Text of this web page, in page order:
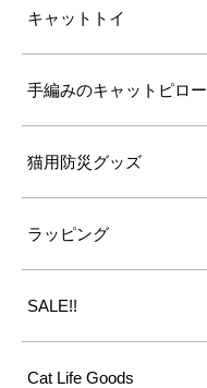
キャットトイ
手編みのキャットピロー
猫用防災グッズ
ラッピング
SALE!!
Cat Life Goods